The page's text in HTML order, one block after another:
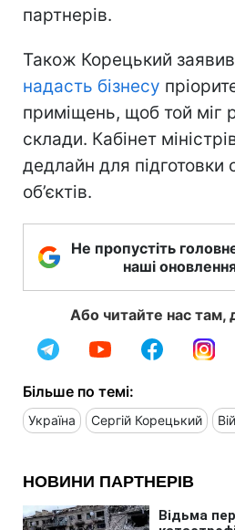
партнерів.
Також Корецький
надасть бізнесу
приміщень, щоб той міг
склади. Кабінет
дедлайн для підготовки
об’єктів.
Не пропустіть
наші
Або читайте нас там,
Більше по темі:
Україна Сергій Корецький